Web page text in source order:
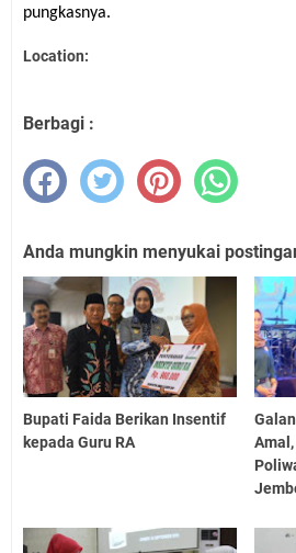
pungkasnya.
Location:
Berbagi :
Anda mungkin menyukai
Bupati Faida Berikan Insentif
kepada Guru RA